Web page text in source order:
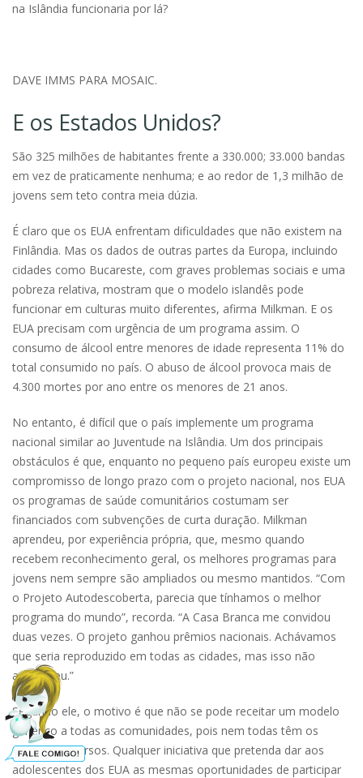
na Islândia funcionaria por lá?
DAVE IMMS PARA MOSAIC.
E os Estados Unidos?
São 325 milhões de habitantes frente a 330.000; 33.000 bandas
em vez de praticamente nenhuma; e ao redor de 1,3 milhão de
jovens sem teto contra meia dúzia.
É claro que os EUA enfrentam dificuldades que não existem na
Finlândia. Mas os dados de outras partes da Europa, incluindo
cidades como Bucareste, com graves problemas sociais e uma
pobreza relativa, mostram que o modelo islandês pode
funcionar em culturas muito diferentes, afirma Milkman. E os
EUA precisam com urgência de um programa assim. O
consumo de álcool entre menores de idade representa 11% do
total consumido no país. O abuso de álcool provoca mais de
4.300 mortes por ano entre os menores de 21 anos.
No entanto, é difícil que o país implemente um programa
nacional similar ao Juventude na Islândia. Um dos principais
obstáculos é que, enquanto no pequeno país europeu existe um
compromisso de longo prazo com o projeto nacional, nos EUA
os programas de saúde comunitários costumam ser
financiados com subvenções de curta duração. Milkman
aprendeu, por experiência própria, que, mesmo quando
recebem reconhecimento geral, os melhores programas para
jovens nem sempre são ampliados ou mesmo mantidos. “Com
o Projeto Autodescoberta, parecia que tínhamos o melhor
programa do mundo”, recorda. “A Casa Branca me convidou
duas vezes. O projeto ganhou prêmios nacionais. Achávamos
que seria reproduzido em todas as cidades, mas isso não
aconteceu.”
Segundo ele, o motivo é que não se pode receitar um modelo
genérico a todas as comunidades, pois nem todas têm os
mesmos recursos. Qualquer iniciativa que pretenda dar aos
adolescentes dos EUA as mesmas oportunidades de participar